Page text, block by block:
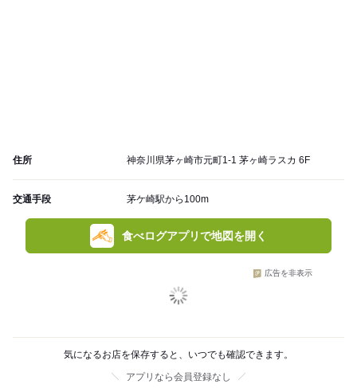
住所 神奈川県茅ヶ崎市元町1-1 茅ヶ崎ラスカ 6F
交通手段 茅ケ崎駅から100m
食べログアプリで地図を開く
広告を非表示
気になるお店を保存すると、いつでも確認できます。
アプリなら会員登録なし